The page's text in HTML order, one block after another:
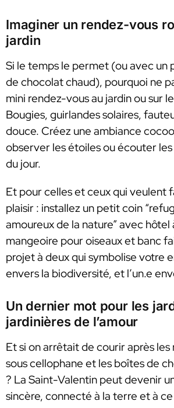
Imaginer un rendez-vous
jardin
Si le temps le permet (ou avec un
de chocolat chaud), pourquoi ne
mini rendez-vous au jardin ou sur
Bougies, guirlandes solaires,
douce. Créez une ambiance
observer les étoiles ou écouter
du jour.
Et pour celles et ceux qui veulent
plaisir : installez un petit coin
amoureux de la nature” avec hôtel
mangeoire pour oiseaux et banc
projet à deux qui symbolise votre
envers la biodiversité, et l’un.e
Un dernier mot pour les
jardinières de l’amour
Et si on arrêtait de courir après les
sous cellophane et les boîtes de
? La Saint-Valentin peut devenir
sincère, connecté à la terre et à